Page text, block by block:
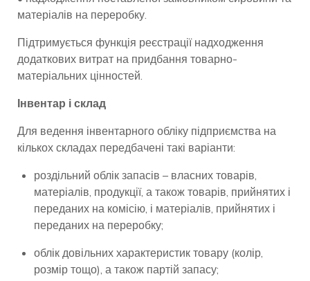
матеріалів на переробку.
Підтримується функція реєстрації надходження
додаткових витрат на придбання товарно-
матеріальних цінностей.
Інвентар і склад
Для ведення інвентарного обліку підприємства на
кількох складах передбачені такі варіанти:
роздільний облік запасів – власних товарів,
матеріалів, продукції, а також товарів, прийнятих і
переданих на комісію, і матеріалів, прийнятих і
переданих на переробку;
облік довільних характеристик товару (колір,
розмір тощо), а також партій запасу;